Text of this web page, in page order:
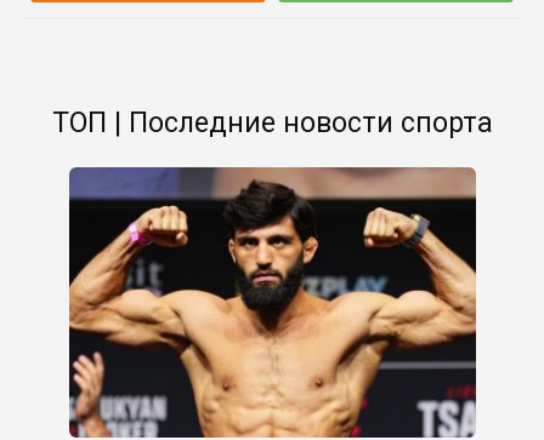
ТОП | Последние новости спорта